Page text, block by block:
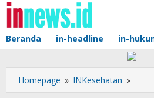
Lewati
konten
Beranda in-headline in-
Homepage » INKesehatan »